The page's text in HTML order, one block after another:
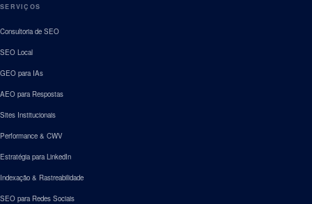
SERVIÇOS
Consultoria de SEO
SEO Local
GEO para IAs
AEO para Respostas
Sites Institucionais
Performance & CWV
Estratégia para LinkedIn
Indexação & Rastreabilidade
SEO para Redes Sociais